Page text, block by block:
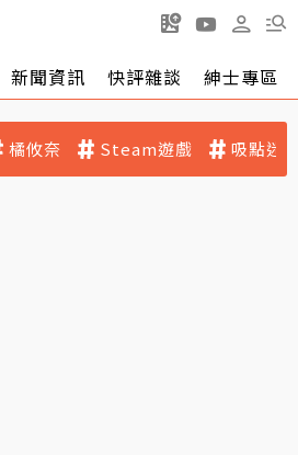
新聞資訊 快評雜談 紳士專區
橘攸奈 Steam遊戲 吸點迷